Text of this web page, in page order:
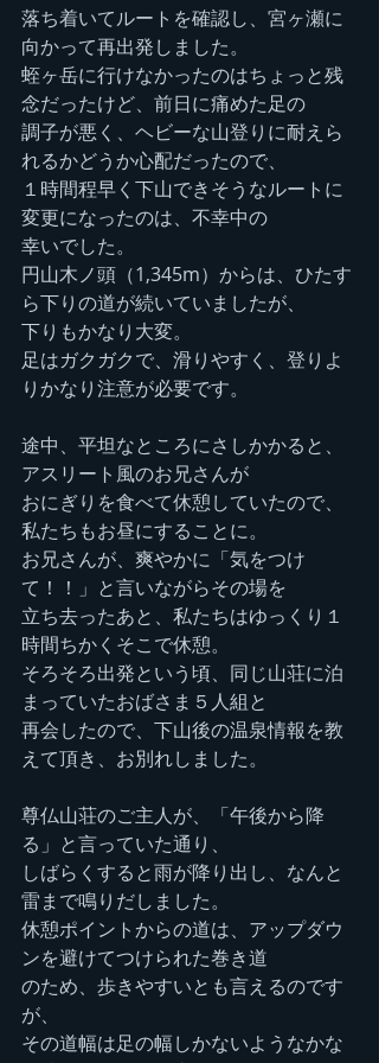
落ち着いてルートを確認し、宮ヶ瀬に
向かって再出発しました。
蛭ヶ岳に行けなかったのはちょっと残
念だったけど、前日に痛めた足の
調子が悪く、ヘビーな山登りに耐えら
れるかどうか心配だったので、
１時間程早く下山できそうなルートに
変更になったのは、不幸中の
幸いでした。
円山木ノ頭（1,345m）からは、ひたす
ら下りの道が続いていましたが、
下りもかなり大変。
足はガクガクで、滑りやすく、登りよ
りかなり注意が必要です。
途中、平坦なところにさしかかると、
アスリート風のお兄さんが
おにぎりを食べて休憩していたので、
私たちもお昼にすることに。
お兄さんが、爽やかに「気をつけ
て！！」と言いながらその場を
立ち去ったあと、私たちはゆっくり１
時間ちかくそこで休憩。
そろそろ出発という頃、同じ山荘に泊
まっていたおばさま５人組と
再会したので、下山後の温泉情報を教
えて頂き、お別れしました。
尊仏山荘のご主人が、「午後から降
る」と言っていた通り、
しばらくすると雨が降り出し、なんと
雷まで鳴りだしました。
休憩ポイントからの道は、アップダウ
ンを避けてつけられた巻き道
のため、歩きやすいとも言えるのです
が、
その道幅は足の幅しかないようなかな